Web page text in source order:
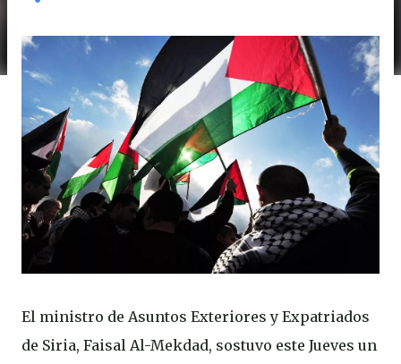
El ministro de Asuntos Exteriores y Expatriados
de Siria, Faisal Al-Mekdad, sostuvo este Jueves un